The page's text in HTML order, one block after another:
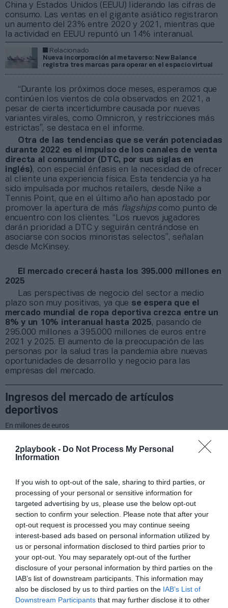
2playbook - Do Not Process My Personal
Information
If you wish to opt-out of the sale, sharing to third parties, or
processing of your personal or sensitive information for
targeted advertising by us, please use the below opt-out
section to confirm your selection. Please note that after your
opt-out request is processed you may continue seeing
interest-based ads based on personal information utilized by
us or personal information disclosed to third parties prior to
your opt-out. You may separately opt-out of the further
disclosure of your personal information by third parties on the
IAB’s list of downstream participants. This information may
also be disclosed by us to third parties on the IAB’s List of
Downstream Participants that may further disclose it to other
China y Estados Unidos (EEUU) liderando las cifras de
consumo. Las ventas en el gigante asiático registraron
un aumento del 23% entre 2020 y 2021, mientras que
la actividad en EEUU repuntó un 14% interanual.
Relacionado
Nueva incorporación al metaverso: New Balance
registra tres marcas para operar en el espacio virtual
“Durante los próximos doce meses, esperamos que
continúen los vientos de cola observados en 2021, a
pesar de cierta incertidumbre causada por nuevas
variantes virales, como Omnicron, y restricciones más
estrictas”, se destaca en el informe.
Otra de las tendencias que se verán potenciadas
durante 2022 es el impulso de los canales de venta
directa al consumidor (DTC, por sus siglas en
inglés), con especial énfasis en la necesidad de ofrecer
al cliente una experiencia física. Esta tendencia ya ha
sido impulsada por muchos retailers, desde Nike a
Tennis Point, que en el último año han apostado por
promover la apertura de más flagshipscomo punto de
encuentro con los clientes. “Los nuevos jugadores
darán prioridad a DTC y seguirán centrándose en
asociarse con socios minoristas selectos”, señalan
desde McKinsey.
El mercado crecerá hasta los 395.000 millones en
2025
Las perspectivas de negocio del sector a medio
plazo son muy positivas, ya que se espera que el
mercado mundial de ropa deportiva crezca entre un
8% y un 10% interanual hasta 2025, pasando de
295.000 millones a 395.000 millones de euros entre
2021 y 2025. El aumento de la preocupación de las
personas por la salud tras la pandemia abre nuevas
oportunidades de desarrollo y negocio para las
empresas del mercado.